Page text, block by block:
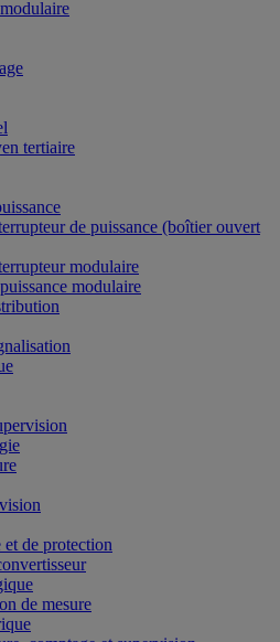
tertiaire
de puissance (boîtier ouvert
modulaire
modulaire
et de protection
de mesure